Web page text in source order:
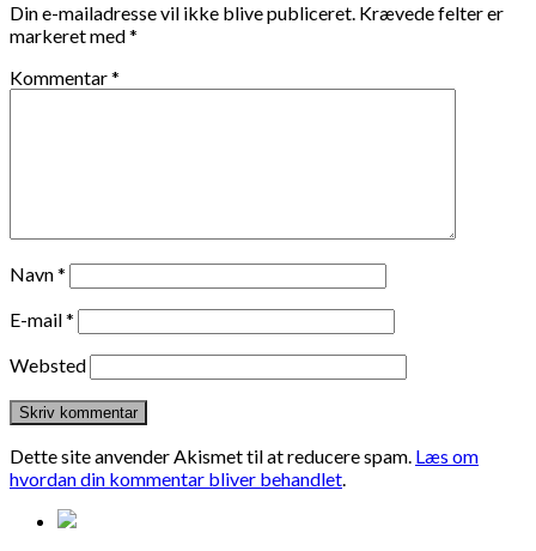
Din e-mailadresse vil ikke blive publiceret. Krævede felter er
markeret med*
Kommentar*
Navn*
E-mail*
Websted
Dette site anvender Akismet til at reducere spam. Læs om
hvordan din kommentar bliver behandlet.